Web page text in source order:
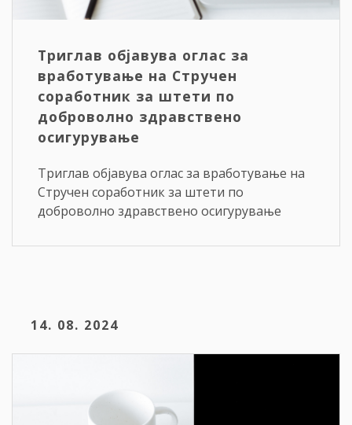
Триглав објавува оглас за
вработување на Стручен
соработник за штети по
доброволно здравствено
осигурување
Триглав објавува оглас за вработување на
Стручен соработник за штети по
доброволно здравствено осигурување
14. 08. 2024